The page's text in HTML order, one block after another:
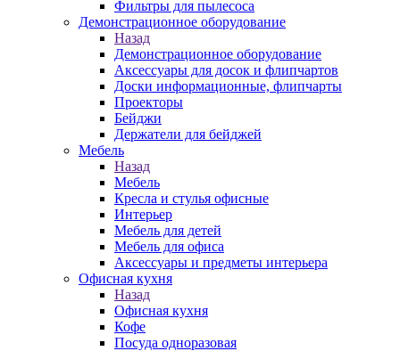
Фильтры для пылесоса
Демонстрационное оборудование
Назад
Демонстрационное оборудование
Аксессуары для досок и флипчартов
Доски информационные, флипчарты
Проекторы
Бейджи
Держатели для бейджей
Мебель
Назад
Мебель
Кресла и стулья офисные
Интерьер
Мебель для детей
Мебель для офиса
Аксессуары и предметы интерьера
Офисная кухня
Назад
Офисная кухня
Кофе
Посуда одноразовая